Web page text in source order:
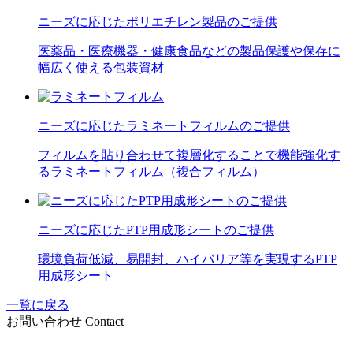
ニーズに応じたポリエチレン製品のご提供
医薬品・医療機器・健康食品などの製品保護や保存に
幅広く使える包装資材
ニーズに応じたラミネートフィルムのご提供
フィルムを貼り合わせて複層化することで機能強化す
るラミネートフィルム（複合フィルム）
ニーズに応じたPTP用成形シートのご提供
環境負荷低減、易開封、ハイバリア等を実現するPTP
用成形シート
一覧に戻る
お問い合わせ Contact